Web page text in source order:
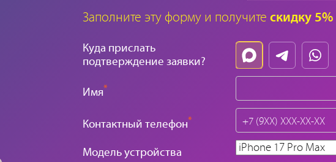
Заполните эту форму и получите скидку 5%
Куда прислать
подтверждение заявки?
Имя*
Контактный телефон*
Модель устройства